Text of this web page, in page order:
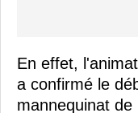
En effet,
a confirmé le
mannequinat